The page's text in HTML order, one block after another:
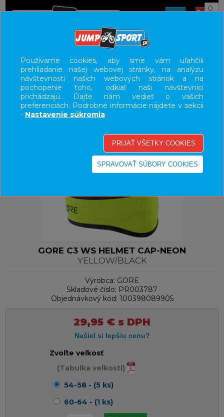
0
UŽÍVATEĽSKÝ PANEL
KATEGÓRIE
HLAVNÉ MENU
GORE C3 WS HELMET CAP-NEON
YELLOW/BLACK
Výrobca: GORE
Skladové číslo: PR003787
Objednávkový kód: 100398089905
29,95 € s DPH
Zvoľte veľkosť
(Tabuľka veľkosti)
54-58 - (5 ks)
60-64 - (1 ks)
Používame cookies, aby sme vám uľahčili
prehliadanie našej webovej stránky, na analýzu
návštevnosti našich webových stránok a na
pochopenie toho, odkiaľ naši návštevníci
prichádzajú. Dajte nám vedieť o vašich
preferenciách. Podrobné informácie nájdete v sekcii
- Nastavenie súkromia